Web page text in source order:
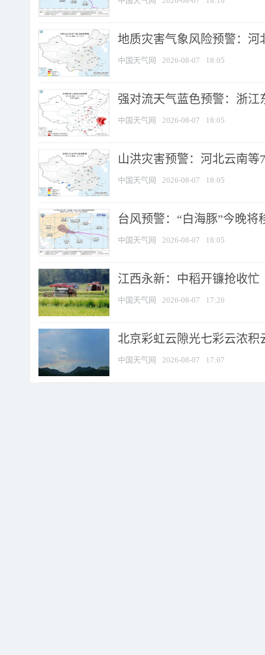
地质灾害气象风险预警：河
中国天气网 2026-08-07 18:05
强对流天气蓝色预警：浙江
中国天气网 2026-08-07 18:05
山洪灾害预警：河北云南
中国天气网 2026-08-07 18:05
台风预警：“白海豚”今晚将
中国天气网 2026-08-07 18:05
江西永新：中稻开镰抢收忙
中国天气网 2026-08-07 17:26
北京彩虹云隙光七彩云浓积
中国天气网 2026-08-07 17:07